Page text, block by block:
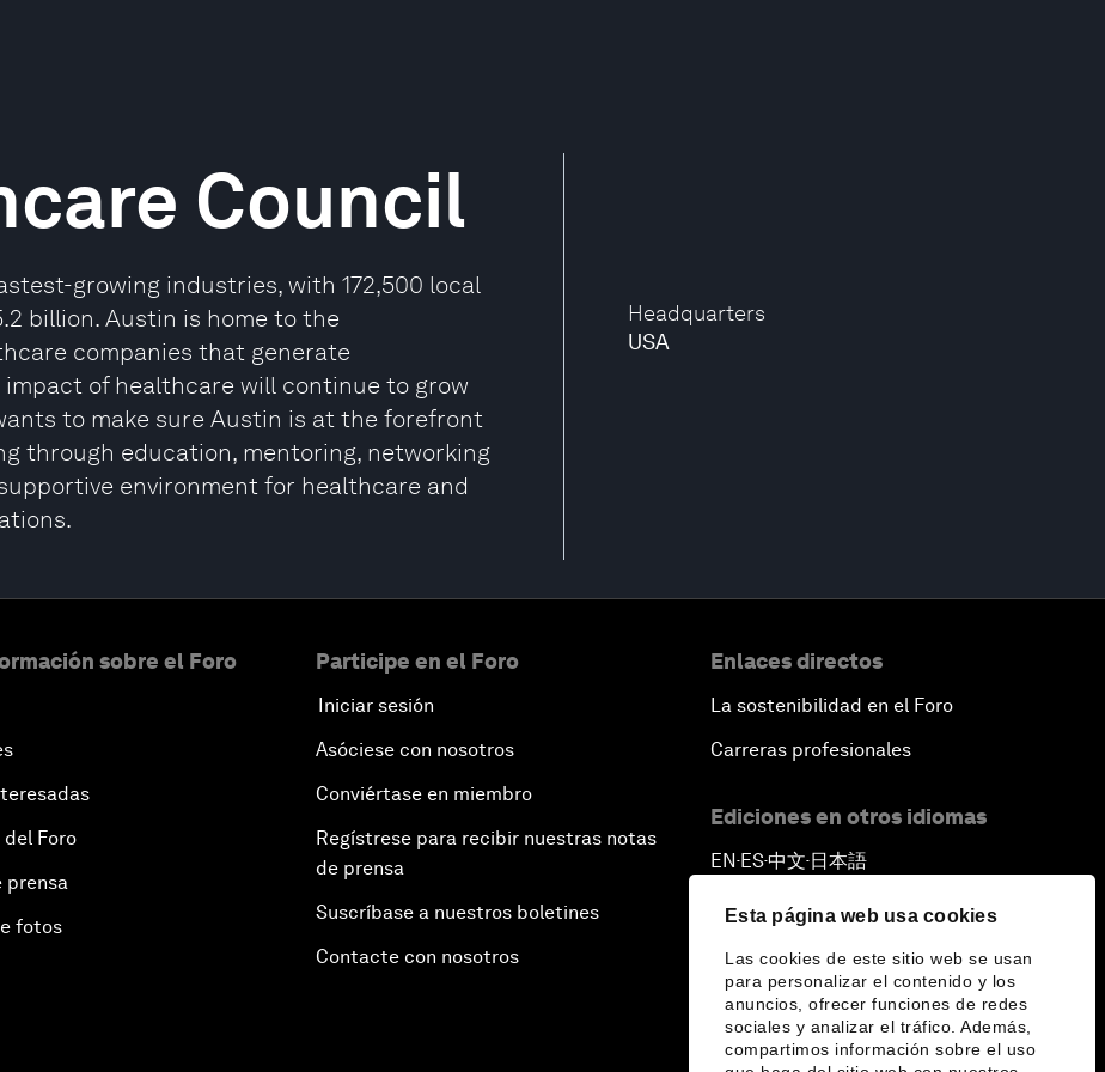
Esta página web usa cookies
Las cookies de este sitio web se usan
para personalizar el contenido y los
anuncios, ofrecer funciones de redes
sociales y analizar el tráfico. Además,
compartimos información sobre el uso
Headquarters
USA
Council
growing industries, with 172,500 local
billion. Austin is home to the
companies that generate
of healthcare will continue to grow
to make sure Austin is at the forefront
through education, mentoring, networking
environment for healthcare and
sobre el Foro
Foro
prensa
fotos
Participe en el Foro
Iniciar sesión
Asóciese con nosotros
Conviértase en miembro
Regístrese para recibir nuestras notas
de prensa
Suscríbase a nuestros boletines
Contacte con nosotros
Enlaces directos
La sostenibilidad en el Foro
Carreras profesionales
Ediciones en otros idiomas
EN ▪ES▪中文▪ 日本語